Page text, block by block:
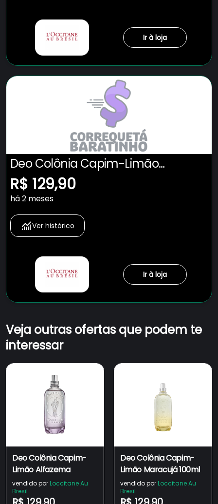
Ir à loja
Deo Colônia Capim-Limão
Tangerina 100mL
R$ 129,90
há 2 meses
Ver histórico
Ir à loja
Veja outras ofertas que podem te
interessar
Deo Colônia Capim-
Limão Alfazema
vendido por Loccitane Au
Bresil
Deo Colônia Capim-
Limão Maracujá 100ml
vendido por Loccitane Au
Bresil